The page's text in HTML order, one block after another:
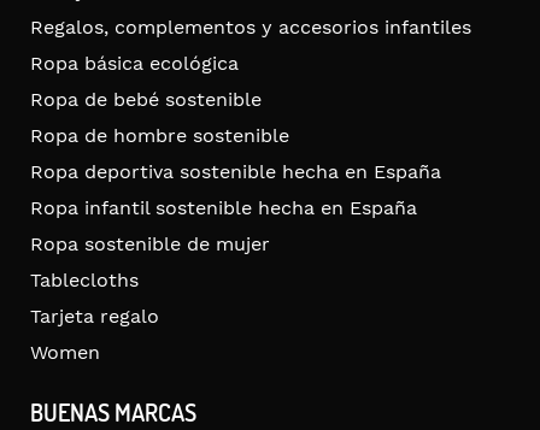
Regalos, complementos y accesorios infantiles
Ropa básica ecológica
Ropa de bebé sostenible
Ropa de hombre sostenible
Ropa deportiva sostenible hecha en España
Ropa infantil sostenible hecha en España
Ropa sostenible de mujer
Tablecloths
Tarjeta regalo
Women
BUENAS MARCAS